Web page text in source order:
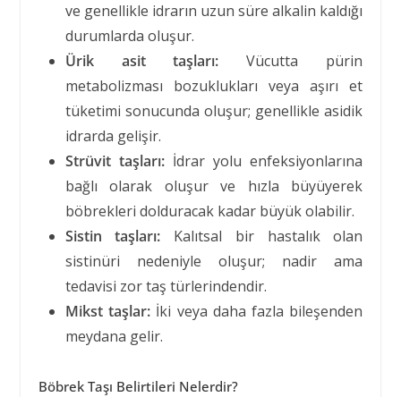
ve genellikle idrarın uzun süre alkalin kaldığı
durumlarda oluşur.
Ürik asit taşları: Vücutta pürin
metabolizması bozuklukları veya aşırı et
tüketimi sonucunda oluşur; genellikle asidik
idrarda gelişir.
Strüvit taşları:İdrar yolu enfeksiyonlarına
bağlı olarak oluşur ve hızla büyüyerek
böbrekleri dolduracak kadar büyük olabilir.
Sistin taşları: Kalıtsal bir hastalık olan
sistinüri nedeniyle oluşur; nadir ama
tedavisi zor taş türlerindendir.
Mikst taşlar:İki veya daha fazla bileşenden
meydana gelir.
Böbrek Taşı Belirtileri Nelerdir?